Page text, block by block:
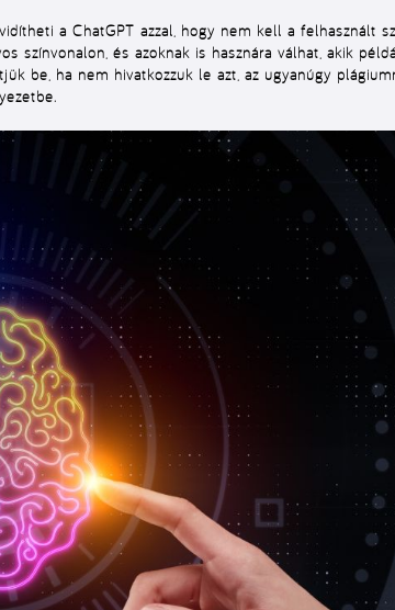
a ChatGPT azzal, hogy nem kell a felhasznált
színvonalon, és azoknak is hasznára válhat, akik
be, ha nem hivatkozzuk le azt, az ugyanúgy